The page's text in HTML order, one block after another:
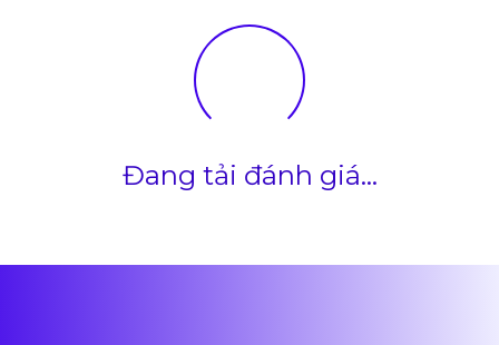
Đang tải đánh giá...